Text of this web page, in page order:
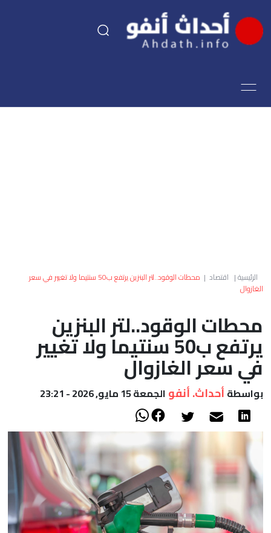
اقتصاد
العالم
الصحراء
الرئيسية| اقتصاد |
محطات الوقود..لتر البنزين يرتفع ب50 سنتيما ولا تغيير في سعر
الغازوال
محطات الوقود..لتر البنزين
يرتفع ب50 سنتيما ولا تغيير
في سعر الغازوال
بواسطة أحداث. أنفو الجمعة 15 مايو, 2026 - 23:21